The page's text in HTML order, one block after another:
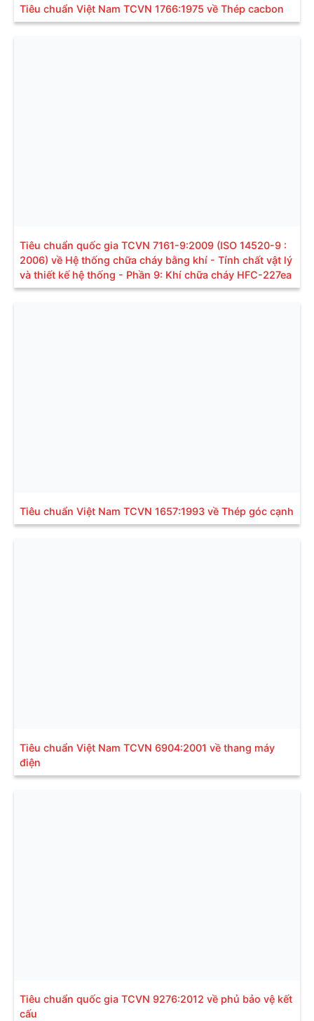
Tiêu chuẩn Việt Nam TCVN 1766:1975 về Thép cacbon
Tiêu chuẩn quốc gia TCVN 7161-9:2009 (ISO 14520-9 :
2006) về Hệ thống chữa cháy bằng khí - Tính chất vật lý
và thiết kế hệ thống - Phần 9: Khí chữa cháy HFC-227ea
Tiêu chuẩn Việt Nam TCVN 1657:1993 về Thép góc cạnh
Tiêu chuẩn Việt Nam TCVN 6904:2001 về thang máy
điện
Tiêu chuẩn quốc gia TCVN 9276:2012 về phủ bảo vệ kết
cấu